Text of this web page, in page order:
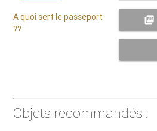
A quoi sert le passeport
??
picture_as_pdf
Objets recommandés :